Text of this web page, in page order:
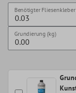
Benötigter Fliesenkleber
Grundierung (kg)